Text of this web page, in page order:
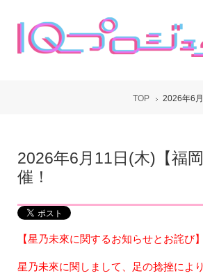
TOP 2026年6
2026年6月11日(木)【福
催！
【星乃未來に関するお知らせとお詫び】
星乃未來に関しまして、足の捻挫によ